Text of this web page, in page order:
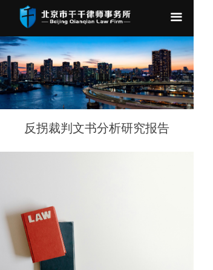
끀
反拐裁判文书分析研究报告